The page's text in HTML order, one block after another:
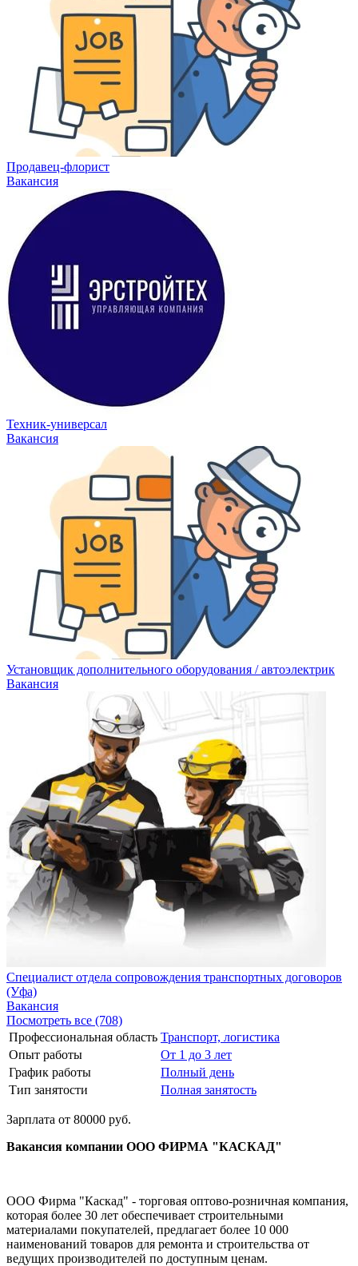
Продавец-флорист
Вакансия
Техник-универсал
Вакансия
Установщик дополнительного оборудования / автоэлектрик
Вакансия
Специалист отдела сопровождения транспортных договоров
(Уфа)
Вакансия
Посмотреть все (708)
Профессиональная область Транспорт, логистика
Опыт работы
От 1 до 3 лет
График работы
Полный день
Тип занятости
Полная занятость
Зарплата от 80000 руб.
Вакансия компании ООО ФИРМА "КАСКАД"
ООО Фирма "Каскад" - торговая оптово-розничная компания,
которая более 30 лет обеспечивает строительными
материалами покупателей, предлагает более 10 000
наименований товаров для ремонта и строительства от
ведущих производителей по доступным ценам.